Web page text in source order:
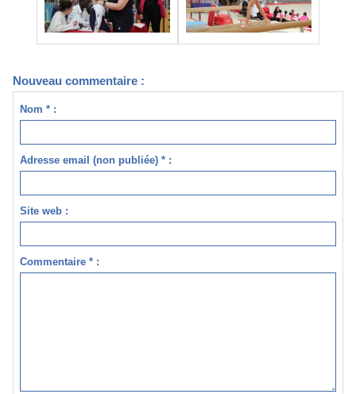
Nouveau commentaire :
Nom * :
Adresse email (non publiée) * :
Site web :
Commentaire * :